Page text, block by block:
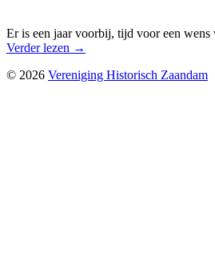
Er is een jaar voorbij, tijd voor een wens
Verder lezen →
© 2026 Vereniging Historisch Zaandam